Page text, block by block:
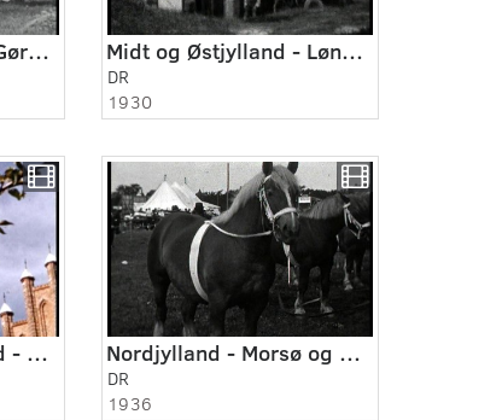
Midt og Østjylland - Gørding 1950 Midt og Østjylland - Lønne 1930 - 1931
DR
1930
Nord og Vestsjælland - Roskilde 1952 Nordjylland - Morsø og omegn 1936 - 1938
DR
1936